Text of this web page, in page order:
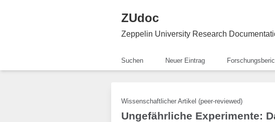
ZUdoc
Zeppelin University Research
Suchen Neuer Eintrag
Wissenschaftlicher Artikel (peer-reviewed)
Ungefährliche Experimente: